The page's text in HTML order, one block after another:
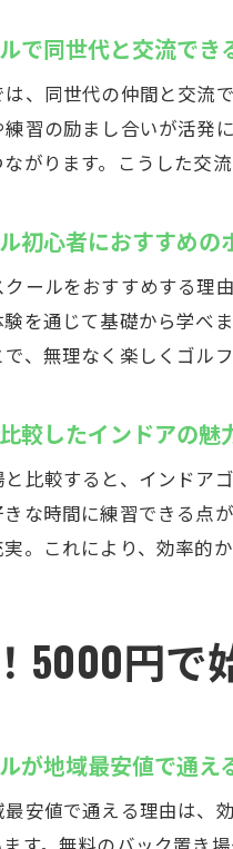
駅近
イン
通勤
浦安
イン
フィ
イン
若い
イン
若い世代
若い
同世
イン
イン
安く
で同世代と交流でき
、同世代の仲間と交流
習の励まし合いが活発
がります。こうした交
初心者におすすめの
ールをおすすめする理
を通じて基礎から学べ
、無理なく楽しくゴル
較したインドアの魅
比較すると、インドア
な時間に練習できる点
。これにより、効率的
5000円で
が地域最安値で通え
安値で通える理由は、